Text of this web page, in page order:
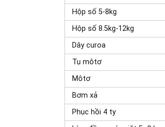
Hộp số 5-8kg
Hộp số 8.5kg-12kg
Dây curoa
Tụ môtơ
Môtơ
Bơm xả
Phục hồi 4 ty